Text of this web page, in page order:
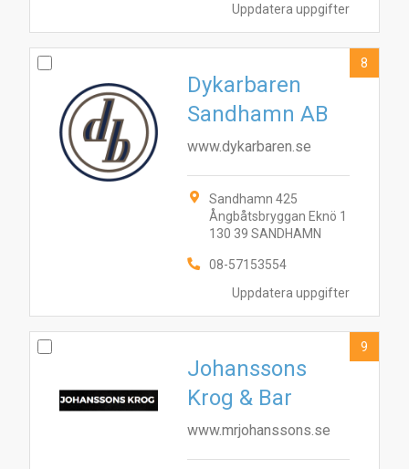
Uppdatera uppgifter
Uppdatera uppgifter
Dykarbaren
Sandhamn AB
www.dykarbaren.se
Sandhamn 425
Ångbåtsbryggan Eknö 1
130 39 SANDHAMN
08-57153554
8
Johanssons
Krog & Bar
www.mrjohanssons.se
9